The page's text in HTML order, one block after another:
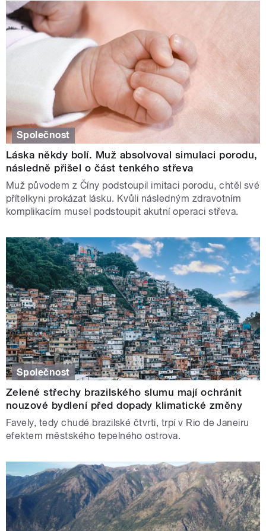
Společnost
Láska někdy bolí. Muž absolvoval simulaci porodu,
následně přišel o část tenkého střeva
Muž původem z Číny podstoupil imitaci porodu, chtěl své
přítelkyni prokázat lásku. Kvůli následným zdravotním
komplikacím musel podstoupit akutní operaci střeva.
Společnost
Zelené střechy brazilského slumu mají ochránit
nouzové bydlení před dopady klimatické změny
Favely, tedy chudé brazilské čtvrti, trpí v Rio de Janeiru
efektem městského tepelného ostrova.